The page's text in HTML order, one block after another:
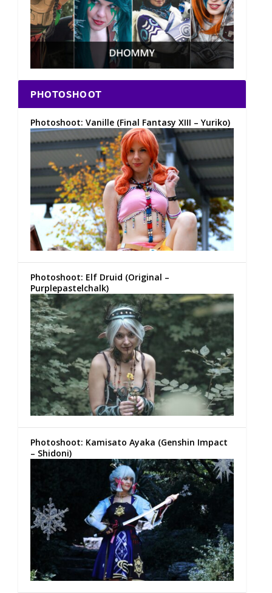
PHOTOSHOOT
Photoshoot: Vanille (Final Fantasy XIII – Yuriko)
Photoshoot: Elf Druid (Original –
Purplepastelchalk)
Photoshoot: Kamisato Ayaka (Genshin Impact
– Shidoni)